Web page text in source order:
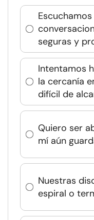
seguras y
Intentamos
la cercanía
difícil de
Quiero ser
mí aún
Nuestras
espiral o